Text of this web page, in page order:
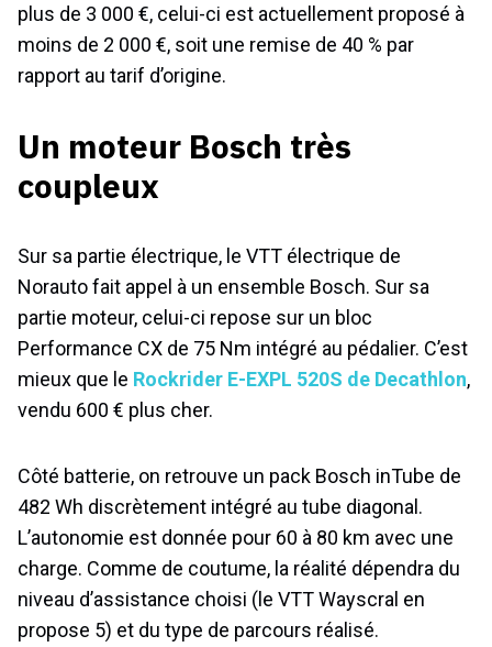
plus de 3 000 €, celui-ci est actuellement proposé à
moins de 2 000 €, soit une remise de 40 % par
rapport au tarif d’origine.
Un moteur Bosch très
coupleux
Sur sa partie électrique, le VTT électrique de
Norauto fait appel à un ensemble Bosch. Sur sa
partie moteur, celui-ci repose sur un bloc
Performance CX de 75 Nm intégré au pédalier. C’est
mieux que le Rockrider E-EXPL 520S de Decathlon,
vendu 600 € plus cher.
Côté batterie, on retrouve un pack Bosch inTube de
482 Wh discrètement intégré au tube diagonal.
L’autonomie est donnée pour 60 à 80 km avec une
charge. Comme de coutume, la réalité dépendra du
niveau d’assistance choisi (le VTT Wayscral en
propose 5) et du type de parcours réalisé.